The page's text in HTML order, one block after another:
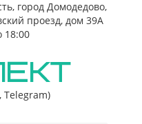
город Домодедово,
проезд, дом 39А
18:00
Telegram)